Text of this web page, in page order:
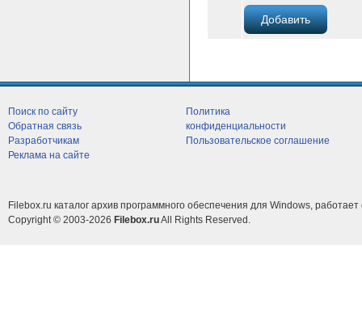
Поиск по сайту
Обратная связь
Разработчикам
Реклама на сайте
Политика
конфиденциальности
Пользовательское соглашение
Filebox.ru каталог архив программного обеспечения для Windows, работает
Copyright © 2003-2026 Filebox.ruAll Rights Reserved.